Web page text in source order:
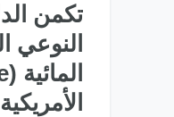
تكمن
النوعي